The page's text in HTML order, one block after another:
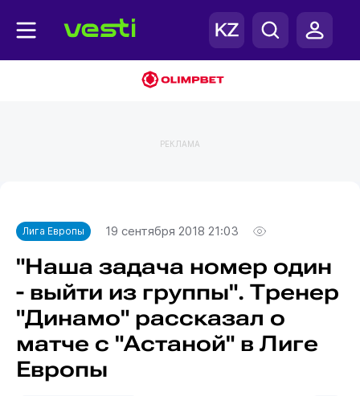
РЕКЛАМА
Лига Европы 19 сентября 2018 21:03
"Наша задача номер один
- выйти из группы". Тренер
"Динамо" рассказал о
матче с "Астаной" в Лиге
Европы